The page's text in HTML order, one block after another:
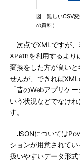
図 難しいCSV変
の資料）
次点でXMLですが、
XPathを利用するより
変換をした方が良い
せんが、できればXML
「昔のWebアプリケ
いう状況などでなけ
す。
JSONについては
ションが用意されて
扱いやすいデータ形